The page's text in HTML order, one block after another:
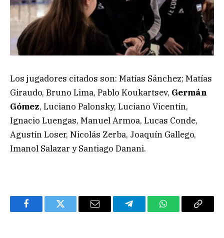
Los jugadores citados son: Matías Sánchez; Matías
Giraudo, Bruno Lima, Pablo Koukartsev, Germán
Gómez, Luciano Palonsky, Luciano Vicentín,
Ignacio Luengas, Manuel Armoa, Lucas Conde,
Agustín Loser, Nicolás Zerba, Joaquín Gallego,
Imanol Salazar y Santiago Danani.
FacebookTwitter Email TelegramWhatsAppCopy